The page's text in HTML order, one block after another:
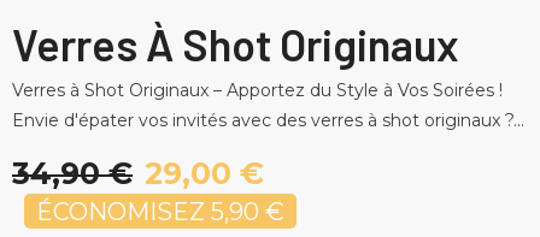
Verres À Shot Originaux
Verres à Shot Originaux – Apportez du Style à Vos Soirées !
Envie d'épater vos invités avec des verres à shot originaux ?...
34,90 € 29,00 €
ÉCONOMISEZ 5,90 €